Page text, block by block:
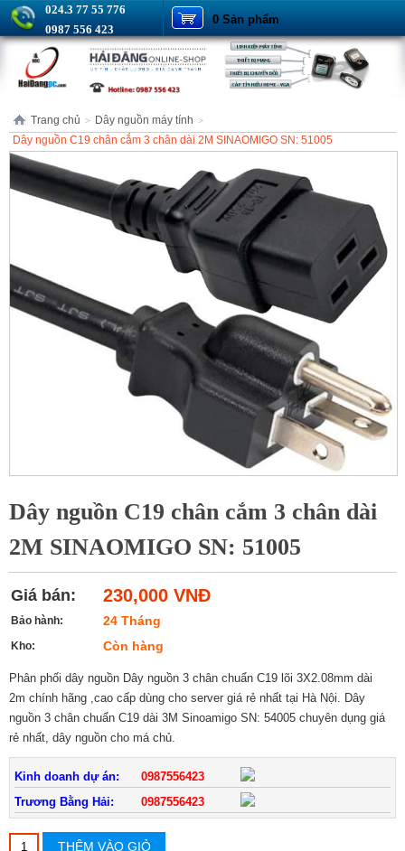
024.3 77 55 776
0987 556 423
0 Sản phẩm
Trang chủ > Dây nguồn máy tính >
Dây nguồn C19 chân cắm 3 chân dài 2M SINAOMIGO SN: 51005
Dây nguồn C19 chân cắm 3 chân dài
2M SINAOMIGO SN: 51005
Giá bán: 230,000 VNĐ
Bảo hành: 24 Tháng
Kho: Còn hàng
Phân phối dây nguồn Dây nguồn 3 chân chuẩn C19 lõi 3X2.08mm dài
2m chính hãng ,cao cấp dùng cho server giá rẻ nhất tại Hà Nội. Dây
nguồn 3 chân chuẩn C19 dài 3M Sinoamigo SN: 54005 chuyên dụng giá
rẻ nhất, dây nguồn cho má chủ.
Kinh doanh dự án:
0987556423
Trương Bằng Hải:
0987556423
THÊM VÀO GIỎ